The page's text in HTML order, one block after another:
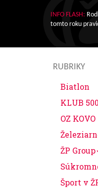
INFO FLASH:
tomto roku
RUBRIKY
Biatlon
KLUB 500
OZ KOVO
ŽP Group
Šport v